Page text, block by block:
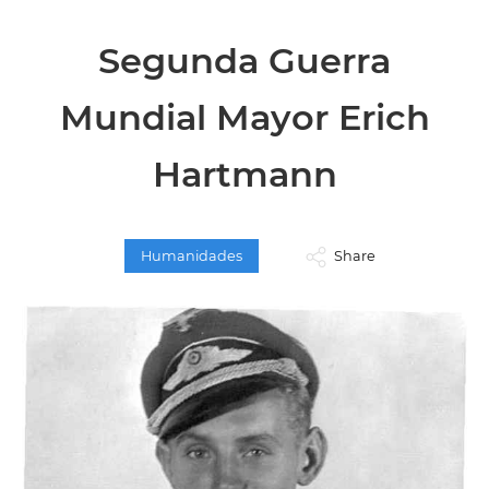
Segunda Guerra
Mundial Mayor Erich
Hartmann
Humanidades Share